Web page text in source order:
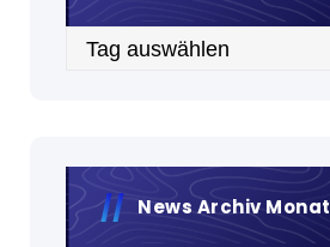
Archiv
News Archiv Monat